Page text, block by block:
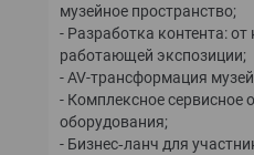
музейное пространство;
- Разработка контента:
работающей экспозиции;
- AV-трансформация
- Комплексное сервисное
оборудования;
- Бизнес‑ланч для